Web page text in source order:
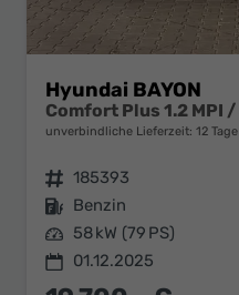
Hyundai BAYON
unverbindliche Lieferzeit: 12 Tage
Fahrzeugnr. 185393
Kraftstoff Benzin
Leistung 58 kW (79 PS)
01.12.2025